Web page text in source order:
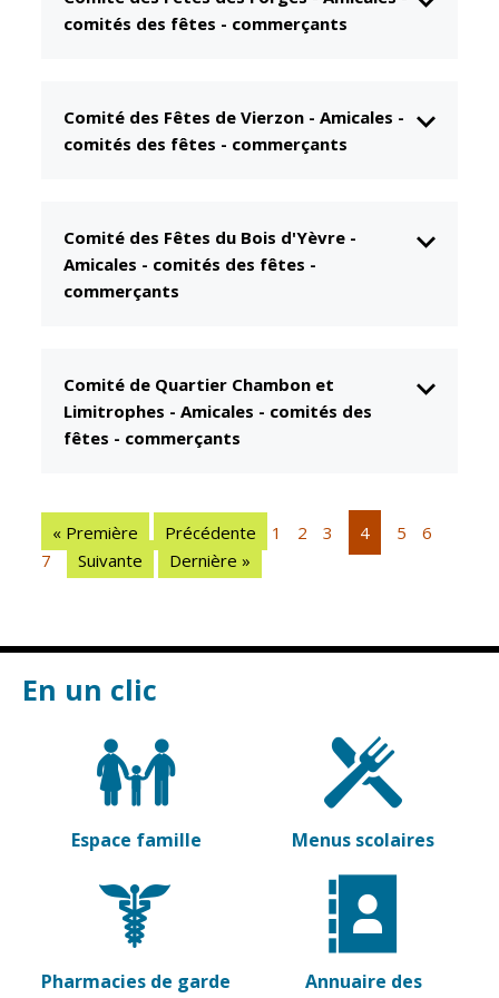
CCAS
Accueil de jour
seniors
Santé
Contrat local
de santé
Établissements
Pharmacies de
garde
Culture
Rollinat
Théâtre Mac-
Estivales
Conservatoire
Médiathèque
Musée
Vierzon
Archives du
Piscine Charles
sportifs
Associations
Annuaire des
associations
Démarches
des
associations
comités des fêtes - commerçants
Comité des Fêtes de Vierzon -Amicales -
comités des fêtes - commerçants
Comité des Fêtes du Bois d'Yèvre -
Amicales - comités des fêtes -
commerçants
Comité de Quartier Chambon et
Limitrophes -Amicales - comités des
fêtes - commerçants
« Première Précédente 1 2 3 4 5
6
7
Suivante Dernière »
En un clic
Espace famille Menus scolaires
Pharmacies de garde
Annuaire des